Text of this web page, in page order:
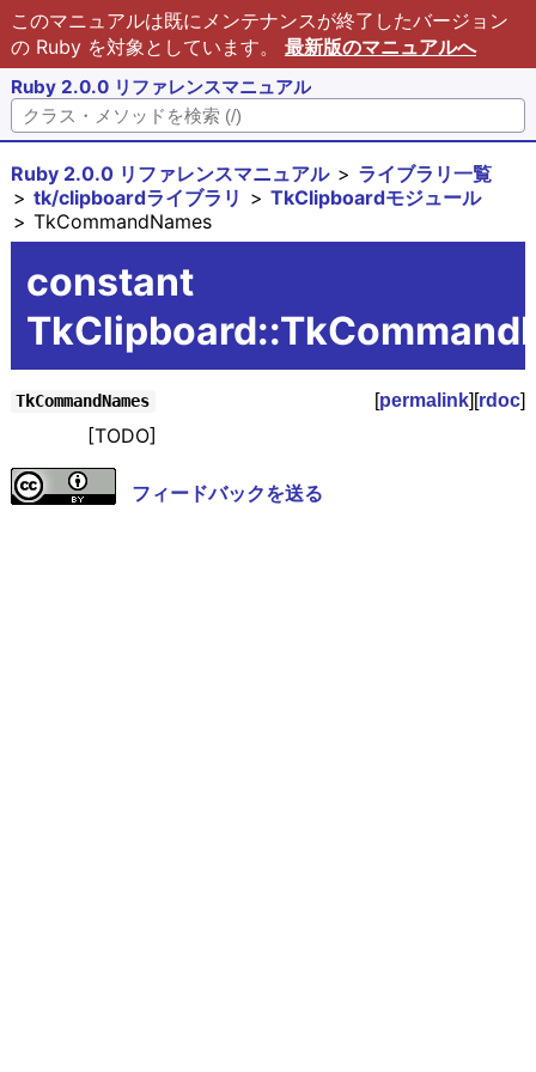
このマニュアルは既にメンテナンスが終了したバージョン
の Ruby を対象としています。 最新版のマニュアルへ
Ruby 2.0.0 リファレンスマニュアル
Ruby 2.0.0 リファレンスマニュアル
ライブラリ一覧
tk/clipboardライブラリ
TkClipboardモジュール
TkCommandNames
constant
TkCommandNames [permalink][rdoc]
[TODO]
フィードバックを送る